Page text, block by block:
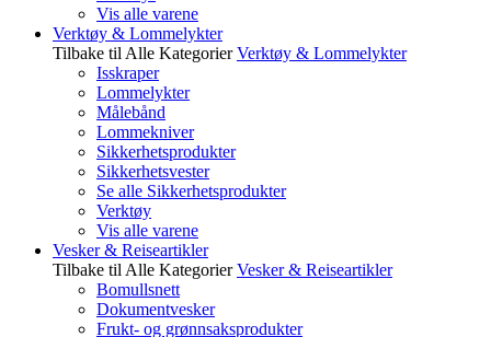
Vis alle varene
Verktøy & Lommelykter
Tilbake til Alle Kategorier Verktøy & Lommelykter
Isskraper
Lommelykter
Målebånd
Lommekniver
Sikkerhetsprodukter
Sikkerhetsvester
Se alle Sikkerhetsprodukter
Verktøy
Vis alle varene
Vesker & Reiseartikler
Tilbake til Alle Kategorier Vesker & Reiseartikler
Bomullsnett
Dokumentvesker
Frukt- og grønnsaksprodukter